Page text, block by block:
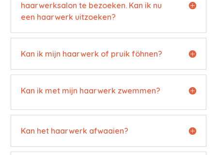
haarwerksalon te bezoeken. Kan ik nu
een haarwerk uitzoeken?
Kan ik mijn haarwerk of pruik föhnen?
Kan ik met mijn haarwerk zwemmen?
Kan het haarwerk afwaaien?